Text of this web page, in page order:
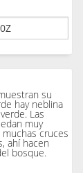
su
hay neblina
Las
muy
cruces
ahí hacen
bosque.